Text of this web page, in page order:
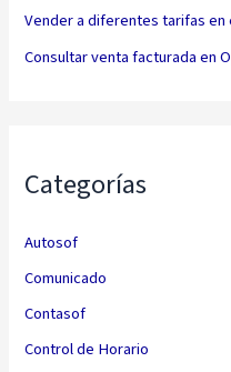
Vender a diferentes tarifas en
Consultar venta facturada en
Categorías
Autosof
Comunicado
Contasof
Control de Horario